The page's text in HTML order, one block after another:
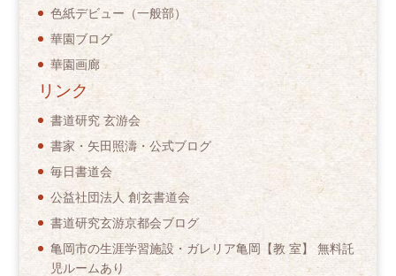
色紙デビュー（一般部）
華園ブログ
華園画廊
リンク
書道研究 玄游会
書家・矢田照濤・公式ブログ
毎日書道会
公益社団法人 創玄書道会
書道研究玄游京都会ブログ
亀岡市の生涯学習施設・ガレリア亀岡【教 室】 無料託
児ルームあり